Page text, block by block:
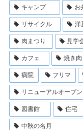
キャンプ お
リサイクル 洋
肉まつり 見学
カフェ 焼き肉
病院 フリマ
リニューアルオープン
図書館 住宅
中秋の名月